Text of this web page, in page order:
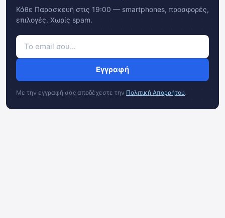
Κάθε Παρασκευή στις 19:00 — smartphones, προσφορές,
επιλογές. Χωρίς spam.
Εγγραφή
Με την εγγραφή σας αποδέχεστε την Πολιτική Απορρήτου.